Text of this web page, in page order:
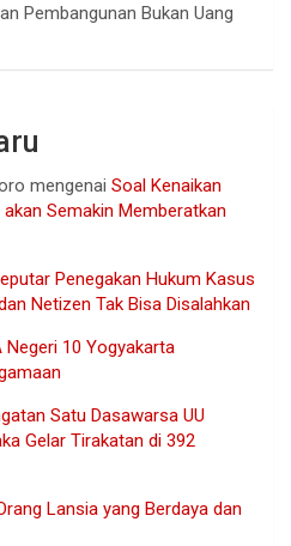
Pembangunan Bukan Uang
mengenai Soal Kenaikan
Semakin Memberatkan
Penegakan Hukum Kasus
Netizen Tak Bisa Disalahkan
Negeri 10 Yogyakarta
Satu Dasawarsa UU
Gelar Tirakatan di 392
Lansia yang Berdaya dan